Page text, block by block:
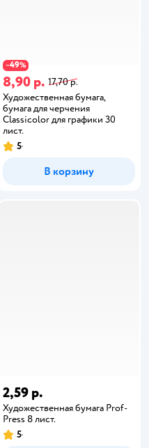
−49%
8,90 р. 17,70 р.
Художественная бумага,
бумага для черчения
Classicolor для графики 30
лист.
5
В корзину
2,59 р.
Художественная бумага Prof-
Press 8 лист.
5